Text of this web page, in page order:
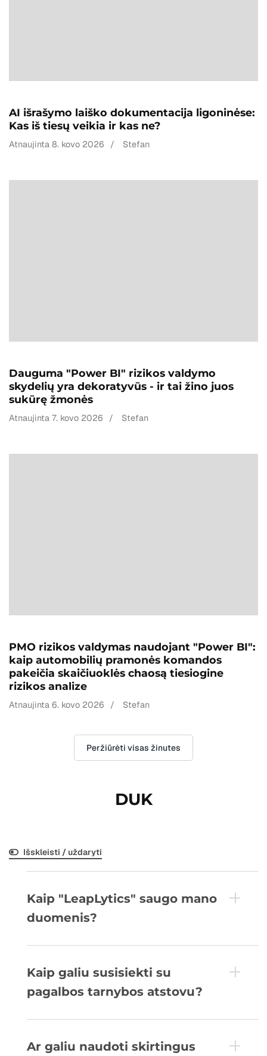
AI išrašymo laiško dokumentacija ligoninėse:
Kas iš tiesų veikia ir kas ne?
Atnaujinta 8. kovo 2026 / Stefan
Dauguma "Power BI" rizikos valdymo
skydelių yra dekoratyvūs - ir tai žino juos
sukūrę žmonės
Atnaujinta 7. kovo 2026 / Stefan
PMO rizikos valdymas naudojant "Power BI":
kaip automobilių pramonės komandos
pakeičia skaičiuoklės chaosą tiesiogine
rizikos analize
Atnaujinta 6. kovo 2026 / Stefan
Peržiūrėti visas žinutes
DUK
Išskleisti / uždaryti
Kaip "LeapLytics" saugo mano
duomenis?
Kaip galiu susisiekti su
pagalbos tarnybos atstovu?
Ar galiu naudoti skirtingus